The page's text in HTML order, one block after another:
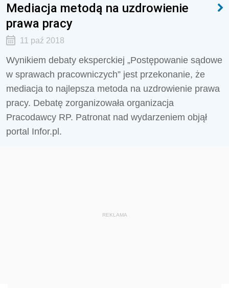
Mediacja metodą na uzdrowienie
prawa pracy
11 paź 2018
Wynikiem debaty eksperckiej „Postępowanie sądowe
w sprawach pracowniczych” jest przekonanie, że
mediacja to najlepsza metoda na uzdrowienie prawa
pracy. Debatę zorganizowała organizacja
Pracodawcy RP. Patronat nad wydarzeniem objął
portal Infor.pl.
REKLAMA